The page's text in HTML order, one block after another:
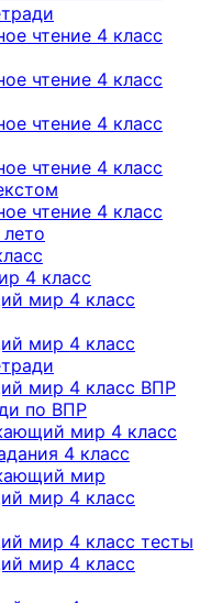
чтение 4 класс
чтение 4 класс
чтение 4 класс
чтение 4 класс
чтение 4 класс
4 класс
мир 4 класс
мир 4 класс
мир 4 класс ВПР
по ВПР
мир 4 класс
4 класс
мир
мир 4 класс
мир 4 класс тесты
мир 4 класс